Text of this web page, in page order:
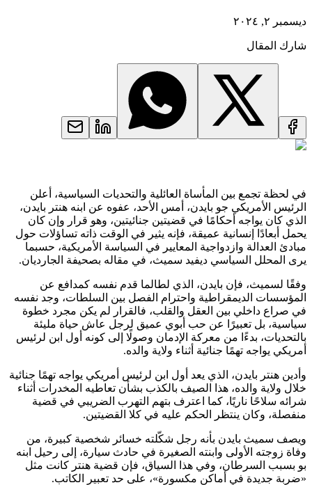
ديسمبر ٢, ٢٠٢٤
شارك المقال
في لحظة تجمع بين المأساة العائلية والتحديات السياسية، أعلن
الرئيس الأمريكي جو بايدن، أمس الأحد، عفوه عن ابنه هنتر بايدن،
الذي كان يواجه أحكامًا في قضيتين جنائيتين، وهو قرار وإن كان
يحمل أبعادًا إنسانية عميقة، فإنه يثير في الوقت ذاته تساؤلات حول
مبادئ العدالة وازدواجية المعايير في السياسة الأمريكية، حسبما
يرى المحلل السياسي ديفيد سميث، في مقاله بصحيفة الجارديان.
وفقًا لسميث، فإن بايدن، الذي لطالما قدم نفسه كمدافع عن
المؤسسات الديمقراطية واحترام الفصل بين السلطات، وجد نفسه
في صراع داخلي بين العقل والقلب، فالقرار لم يكن مجرد خطوة
سياسية، بل تعبيرًا عن حب أبوي عميق لرجل عاش حياة مليئة
بالتحديات، بدءًا من معركة الإدمان وصولًا إلى كونه أول ابن لرئيس
أمريكي يواجه تهمًا جنائية أثناء ولاية والده.
وأدين هنتر بايدن، الذي يعد أول ابن لرئيس أمريكي يواجه تهمًا جنائية
خلال ولاية والده، هذا الصيف بالكذب بشأن تعاطيه المخدرات أثناء
شرائه سلاحًا ناريًا، كما اعترف بتهم التهرب الضريبي في قضية
منفصلة، وكان ينتظر الحكم عليه في كلا القضيتين.
ويصف سميث بايدن بأنه رجل شكّلته خسائر شخصية كبيرة، من
وفاة زوجته الأولى وابنته الصغيرة في حادث سيارة، إلى رحيل ابنه
بو بسبب السرطان، وفي هذا السياق، فإن قضية هنتر كانت مثل
«ضربة جديدة في أماكن مكسورة»، على حد تعبير الكاتب.